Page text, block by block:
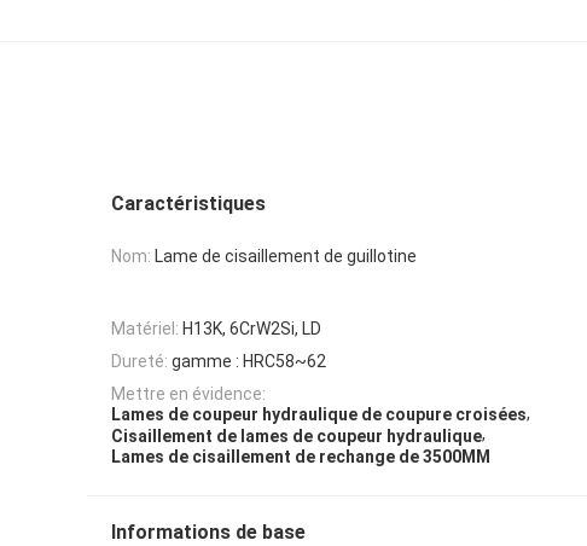
Caractéristiques
Nom: Lame de cisaillement de guillotine
Matériel: H13K, 6CrW2Si, LD
Dureté: gamme : HRC58~62
Mettre en évidence:
Lames de coupeur hydraulique de coupure croisées,
Cisaillement de lames de coupeur hydraulique,
Lames de cisaillement de rechange de 3500MM
Informations de base